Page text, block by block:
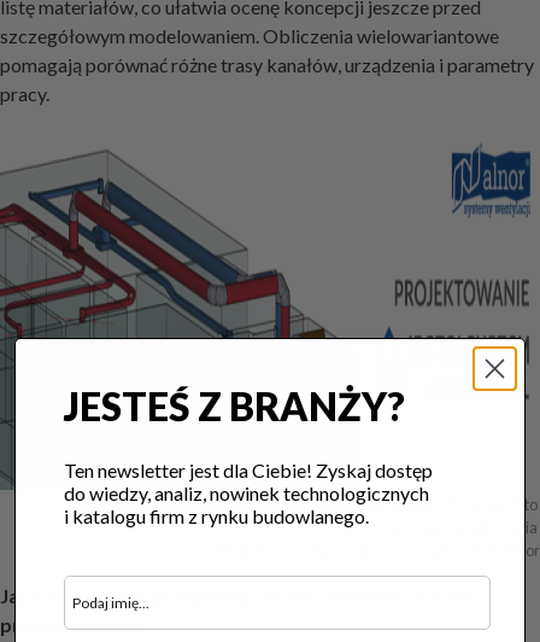
listę materiałów, co ułatwia ocenę koncepcji jeszcze przed
szczegółowym modelowaniem. Obliczenia wielowariantowe
pomagają porównać różne trasy kanałów, urządzenia i parametry
pracy.
Projektowanie wentylacji mechanicznej w InstalSystem-Alnor 5.5 PL to
modelowanie, obliczenia
i dobór elementów w jednym narzędziu. Fot. Alnor
Jak kontrolować przepływy i straty ciśnienia podczas
projektowania?
JESTEŚ Z BRANŻY?
Ten newsletter jest dla Ciebie! Zyskaj dostęp
do wiedzy, analiz, nowinek technologicznych
i katalogu firm z rynku budowlanego.